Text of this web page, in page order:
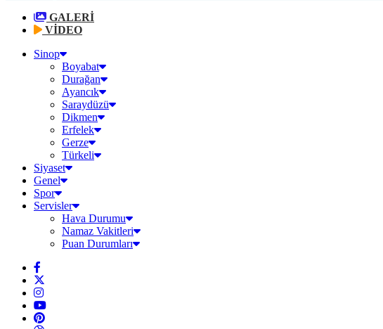
GALERİ
VİDEO
Sinop
Boyabat
Durağan
Ayancık
Saraydüzü
Dikmen
Erfelek
Gerze
Türkeli
Siyaset
Genel
Spor
Servisler
Hava Durumu
Namaz Vakitleri
Puan Durumları